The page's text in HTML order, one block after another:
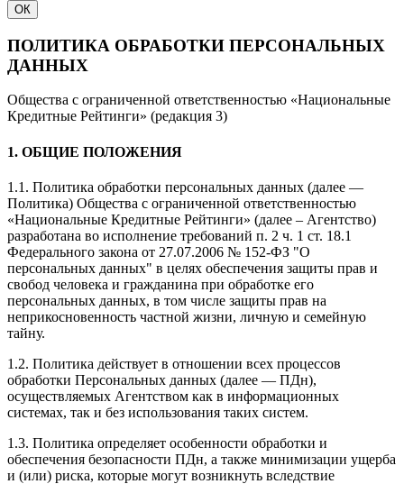
ОК
ПОЛИТИКА ОБРАБОТКИ ПЕРСОНАЛЬНЫХ
ДАННЫХ
Общества с ограниченной ответственностью «Национальные
Кредитные Рейтинги» (редакция 3)
1. ОБЩИЕ ПОЛОЖЕНИЯ
1.1. Политика обработки персональных данных (далее —
Политика) Общества с ограниченной ответственностью
«Национальные Кредитные Рейтинги» (далее – Агентство)
разработана во исполнение требований п. 2 ч. 1 ст. 18.1
Федерального закона от 27.07.2006 № 152-ФЗ "О
персональных данных" в целях обеспечения защиты прав и
свобод человека и гражданина при обработке его
персональных данных, в том числе защиты прав на
неприкосновенность частной жизни, личную и семейную
тайну.
1.2. Политика действует в отношении всех процессов
обработки Персональных данных (далее — ПДн),
осуществляемых Агентством как в информационных
системах, так и без использования таких систем.
1.3. Политика определяет особенности обработки и
обеспечения безопасности ПДн, а также минимизации ущерба
и (или) риска, которые могут возникнуть вследствие